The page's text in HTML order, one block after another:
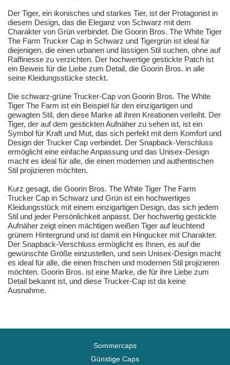
Der Tiger, ein ikonisches und starkes Tier, ist der Protagonist in
diesem Design, das die Eleganz von Schwarz mit dem
Charakter von Grün verbindet. Die Goorin Bros. The White Tiger
The Farm Trucker Cap in Schwarz und Tigergrün ist ideal für
diejenigen, die einen urbanen und lässigen Stil suchen, ohne auf
Raffinesse zu verzichten. Der hochwertige gestickte Patch ist
ein Beweis für die Liebe zum Detail, die Goorin Bros. in alle
seine Kleidungsstücke steckt.
Die schwarz-grüne Trucker-Cap von Goorin Bros. The White
Tiger The Farm ist ein Beispiel für den einzigartigen und
gewagten Stil, den diese Marke all ihren Kreationen verleiht. Der
Tiger, der auf dem gestickten Aufnäher zu sehen ist, ist ein
Symbol für Kraft und Mut, das sich perfekt mit dem Komfort und
Design der Trucker Cap verbindet. Der Snapback-Verschluss
ermöglicht eine einfache Anpassung und das Unisex-Design
macht es ideal für alle, die einen modernen und authentischen
Stil projizieren möchten.
Kurz gesagt, die Goorin Bros. The White Tiger The Farm
Trucker Cap in Schwarz und Grün ist ein hochwertiges
Kleidungsstück mit einem einzigartigen Design, das sich jedem
Stil und jeder Persönlichkeit anpasst. Der hochwertig gestickte
Aufnäher zeigt einen mächtigen weißen Tiger auf leuchtend
grünem Hintergrund und ist damit ein Hingucker mit Charakter.
Der Snapback-Verschluss ermöglicht es Ihnen, es auf die
gewünschte Größe einzustellen, und sein Unisex-Design macht
es ideal für alle, die einen frischen und modernen Stil projizieren
möchten. Goorin Bros. ist eine Marke, die für ihre Liebe zum
Detail bekannt ist, und diese Trucker-Cap ist da keine
Ausnahme.
Sommercaps
Günstige Caps